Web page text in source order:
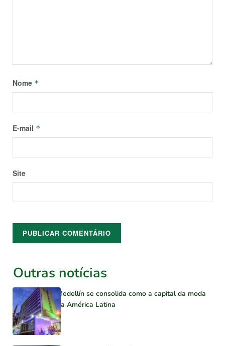
Nome *
E-mail *
Site
Outras notícias
Medellín se consolida como a capital da moda
na América Latina